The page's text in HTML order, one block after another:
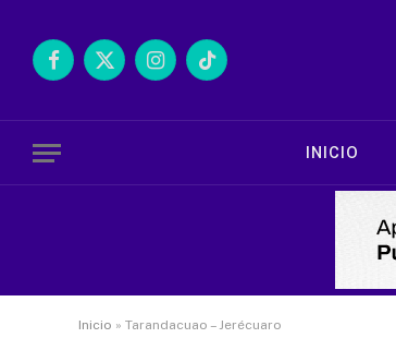
Facebook
X
InstagramTikTok
INICIO
Inicio » Tarandacuao – Jerécuaro